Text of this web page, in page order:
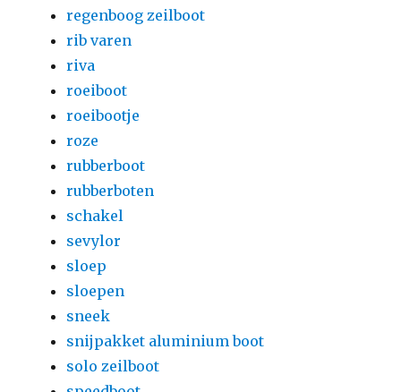
regenboog zeilboot
rib varen
riva
roeiboot
roeibootje
roze
rubberboot
rubberboten
schakel
sevylor
sloep
sloepen
sneek
snijpakket aluminium boot
solo zeilboot